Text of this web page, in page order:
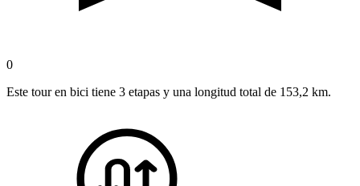
0
Este tour en bici tiene 3 etapas y una longitud total de 153,2 km.